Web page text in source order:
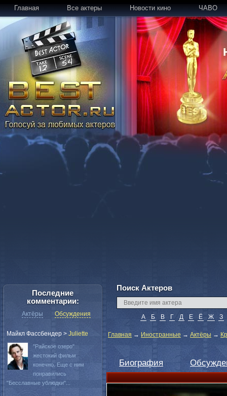
Главная Все актеры Новости кино ЧАВО
Поиск Актеров
А Б В Г Д Е Ё Ж З
Главная → Иностранные → Актёры →
Биография
Последние
комментарии:
Актёры Обсуждения
Майкл Фассбендер > Juliette
"Райское озеро"
жестокий фильм
конечно. Еще с ним
понравились
"Бесславные ублюдки"...